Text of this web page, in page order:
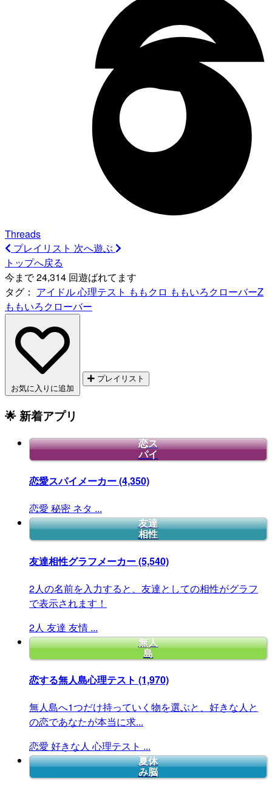
Threads
プレイリスト 次へ遊ぶ
トップへ戻る
今まで 24,314 回遊ばれてます
タグ： アイドル心理テスト ももクロ ももいろクローバーZ
ももいろクローバー
お気に入りに追加
プレイリスト
🌟 新着アプリ
恋ス
パイ
恋愛スパイメーカー(4,350)
恋愛 秘密 ネタ ...
友達
相性
友達相性グラフメーカー(5,540)
2人の名前を入力すると、友達としての相性がグラフ
で表示されます！
2人 友達 友情 ...
無人
島
恋する無人島心理テスト (1,970)
無人島へ1つだけ持っていく物を選ぶと、好きな人と
の恋であなたが本当に求...
恋愛 好きな人 心理テスト ...
夏休
み脳